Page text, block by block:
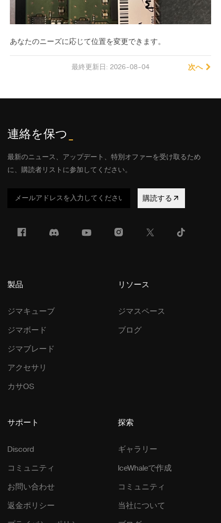
あなたのニーズに応じて位置を変更できます。
最終更新日: 2026-08-04 次へ
連絡を保つ
最新のニュース、アップデート、特別オファーを受け取るため
に、購読者リストに参加してください。
購読する
製品
ジマキューブ
ジマボード
ジマブレード
アクセサリ
カサOS
リソース
ジマスペース
ブログ
サポート
Discord
コミュニティ
お問い合わせ
返金ポリシー
探索
ギャラリー
IceWhaleで作成
コミュニティ
当社について